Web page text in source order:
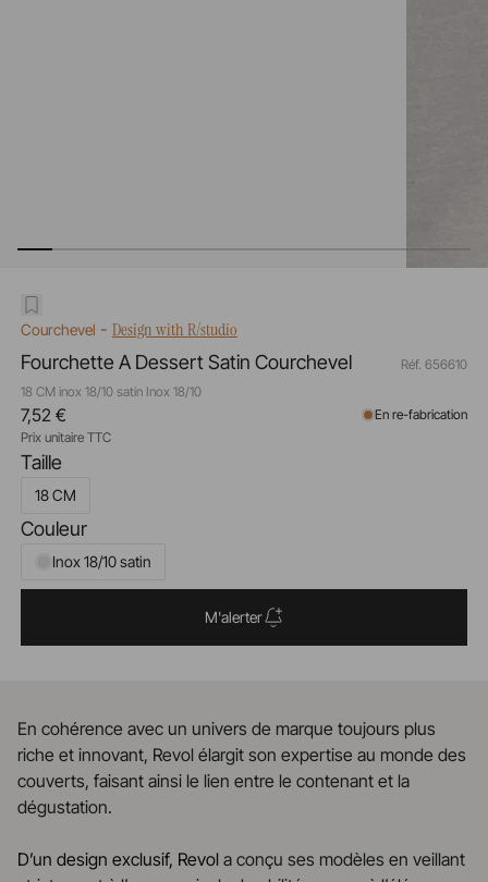
Courchevel - Design with R/studio
Fourchette A Dessert Satin Courchevel
18 CM inox 18/10 satin Inox 18/10
Réf. 656610
Taille
18 CM
Couleur
Inox 18/10 satin
7,52 €
Prix unitaire TTC
En re-fabrication
M'alerter
En cohérence avec un univers de marque toujours plus
riche et innovant, Revol élargit son expertise au monde des
couverts, faisant ainsi le lien entre le contenant et la
dégustation.
D’un design exclusif, Revol a conçu ses modèles en veillant